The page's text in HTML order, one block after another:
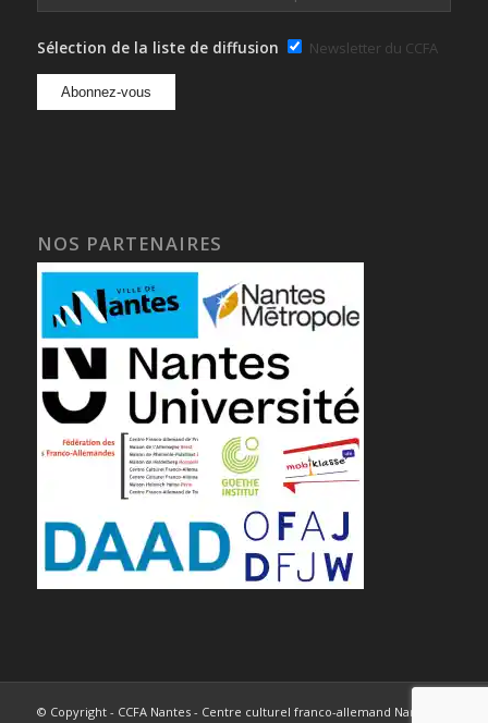
Sélection de la liste de diffusion Newsletter du CCFA
NOS PARTENAIRES
© Copyright - CCFA Nantes - Centre culturel franco-allemand Nantes -